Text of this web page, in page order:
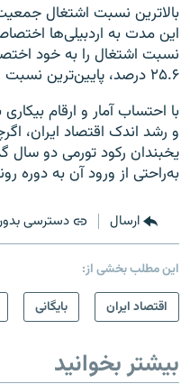
بالاترین نسبت اشتغال
نسبت اشتغال را به خود
۲۵.۶ درصد، پایین‌ترین نسبت اشتغال را به ثبت رساند.
و رشد اندک اقتصاد ایران،
یخبندان رکود تورمی دو سال
به‌راحتی از ورود آن به
ارسال دسترسی
این مطلب بخشی از:
اقتصاد ایران
بایگانی
بیشتر بخوانید